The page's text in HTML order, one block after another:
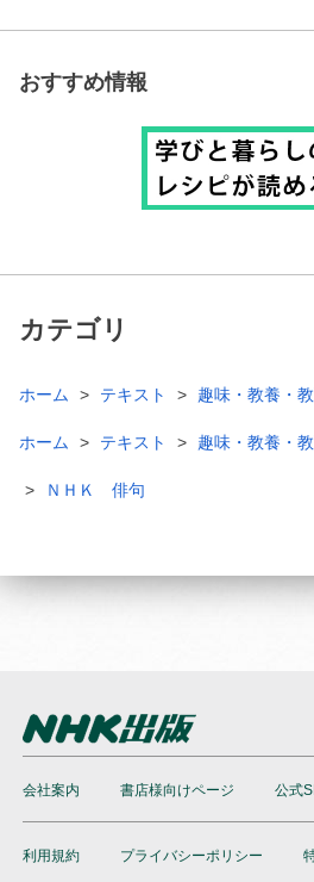
おすすめ情報
カテゴリ
ホーム テキスト 趣味・教養・
ホーム テキスト 趣味・教養・
ＮＨＫ 俳句
会社案内 書店様向けページ 公式
利用規約 プライバシーポリシー